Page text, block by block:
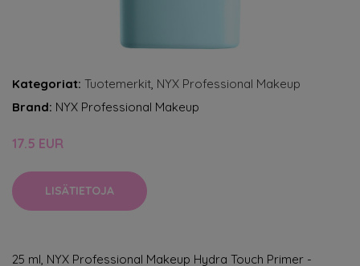
Kategoriat: Tuotemerkit, NYX Professional Makeup
Brand: NYX Professional Makeup
17.5 EUR
LISÄTIETOJA
25 ml, NYX Professional Makeup Hydra Touch Primer -